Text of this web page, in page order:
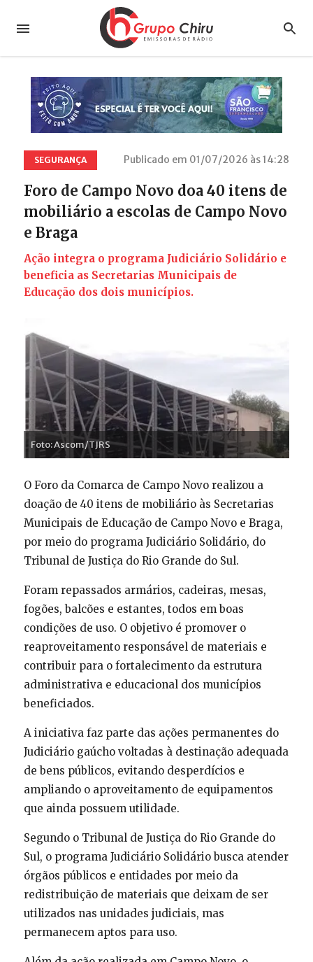
SEGURANÇA Publicado em 01/07/2026 às 14:28
Foro de Campo Novo doa 40 itens de
mobiliário a escolas de Campo Novo
e Braga
Ação integra o programa Judiciário Solidário e
beneficia as Secretarias Municipais de
Educação dos dois municípios.
Foto: Ascom/TJRS
O Foro da Comarca de Campo Novo realizou a
doação de 40 itens de mobiliário às Secretarias
Municipais de Educação de Campo Novo e Braga,
por meio do programa Judiciário Solidário, do
Tribunal de Justiça do Rio Grande do Sul.
Foram repassados armários, cadeiras, mesas,
fogões, balcões e estantes, todos em boas
condições de uso. O objetivo é promover o
reaproveitamento responsável de materiais e
contribuir para o fortalecimento da estrutura
administrativa e educacional dos municípios
beneficiados.
A iniciativa faz parte das ações permanentes do
Judiciário gaúcho voltadas à destinação adequada
de bens públicos, evitando desperdícios e
ampliando o aproveitamento de equipamentos
que ainda possuem utilidade.
Segundo o Tribunal de Justiça do Rio Grande do
Sul, o programa Judiciário Solidário busca atender
órgãos públicos e entidades por meio da
redistribuição de materiais que deixam de ser
utilizados nas unidades judiciais, mas
permanecem aptos para uso.